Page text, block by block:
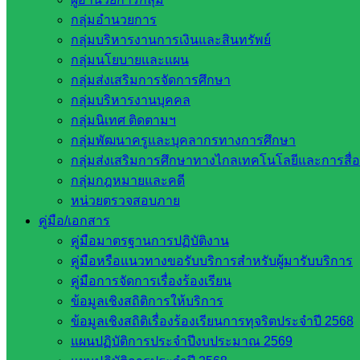
กลุ่มอำนวยการ
กลุ่มบริหารงานการเงินและสินทรัพย์
กลุ่มนโยบายและแผน
กลุ่มส่งเสริมการจัดการศึกษา
กลุ่มบริหารงานบุคคล
กลุ่มนิเทศ ติดตามฯ
กลุ่มพัฒนาครูและบุคลากรทางการศึกษา
กลุ่มส่งเสริมการศึกษาทางไกลเทคโนโลยีและการสื่
กลุ่มกฎหมายและคดี
หน่วยตรวจสอบภาย
คู่มือ/เอกสาร
คู่มือมาตรฐานการปฏิบัติงาน
คู่มือหรือแนวทางขอรับบริการสำหรับผู้มารับบริการ
คู่มือการจัดการเรื่องร้องเรียน
ข้อมูลเชิงสถิติการให้บริการ
ข้อมูลเชิงสถิติเรื่องร้องเรียนการทุจริตประจำปี 2568
แผนปฏิบัติการประจำปีงบประมาณ 2569
งานประชาสัมพันธ์ สพป.สก.2
หน่วยงานที่เกี่ยวข้อง
กระทรวงศึกษาธิการ
กระทรวงการอุดมศึกษา
สำนักงานเลขาธิการสภาการศึกษา
สำนักงานคณะกรรมการการอาชีวศึกษา
สำนักงานคณะกรรมการการศึกษาขั้นพื้น